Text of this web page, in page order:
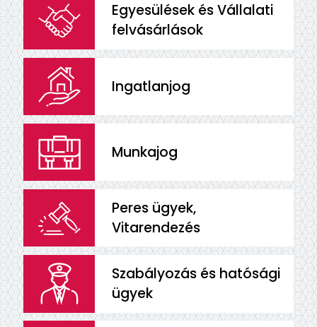
Egyesülések és Vállalati
felvásárlások
Ingatlanjog
Munkajog
Peres ügyek,
Vitarendezés
Szabályozás és hatósági
ügyek